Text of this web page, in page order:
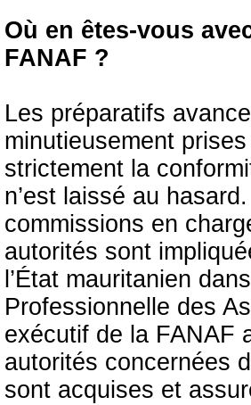
Où en êtes-vous
FANAF ?
Les préparatifs
minutieusement
strictement la
n’est laissé au
commissions en
autorités sont
l’État mauritanien
Professionnelle des
exécutif de la FANAF
autorités concernées
sont acquises et